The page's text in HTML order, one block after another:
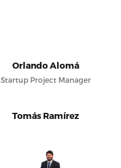
Orlando Alomá
Startup Project Manager
Tomás Ramírez